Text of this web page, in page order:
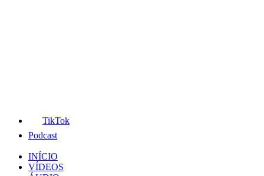
TikTok
Podcast
INÍCIO
VÍDEOS